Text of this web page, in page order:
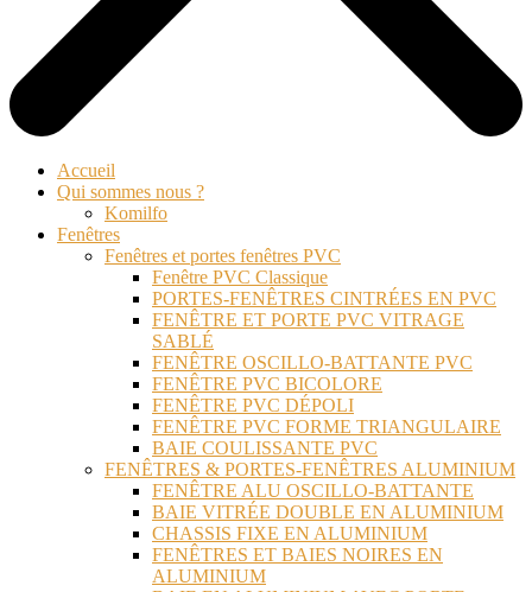
Accueil
Qui sommes nous ?
Komilfo
Fenêtres
Fenêtres et portes fenêtres PVC
Fenêtre PVC Classique
PORTES-FENÊTRES CINTRÉES EN PVC
FENÊTRE ET PORTE PVC VITRAGE
SABLÉ
FENÊTRE OSCILLO-BATTANTE PVC
FENÊTRE PVC BICOLORE
FENÊTRE PVC DÉPOLI
FENÊTRE PVC FORME TRIANGULAIRE
BAIE COULISSANTE PVC
FENÊTRES & PORTES-FENÊTRES ALUMINIUM
FENÊTRE ALU OSCILLO-BATTANTE
BAIE VITRÉE DOUBLE EN ALUMINIUM
CHASSIS FIXE EN ALUMINIUM
FENÊTRES ET BAIES NOIRES EN
ALUMINIUM